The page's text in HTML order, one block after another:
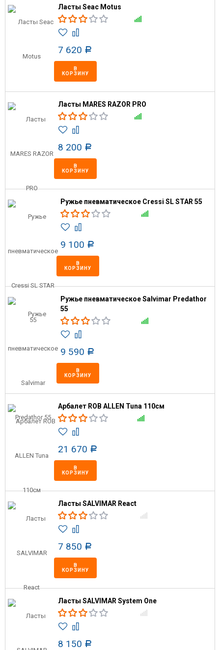
Ласты Seac Motus
7 620 Р
В
КОРЗИНУ
Ласты MARES RAZOR PRO
8 200 Р
В
КОРЗИНУ
Ружье пневматическое Cressi SL STAR 55
9 100 Р
В
КОРЗИНУ
Ружье пневматическое Salvimar Predathor
55
9 590 Р
В
КОРЗИНУ
Арбалет ROB ALLEN Tuna 110см
21 670 Р
В
КОРЗИНУ
Ласты SALVIMAR React
7 850 Р
В
КОРЗИНУ
Ласты SALVIMAR System One
8 150 Р